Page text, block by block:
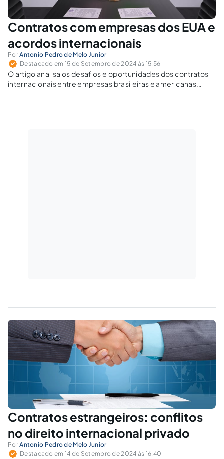
Contratos com empresas dos EUA e
acordos internacionais
PorAntonio Pedro de Melo Junior
Destacado em 15 de Setembro de 2024 às 15:56
O artigo analisa os desafios e oportunidades dos contratos
internacionais entre empresas brasileiras e americanas,
arbitragem internacional para o sucesso das operações.
Contratos estrangeiros: conflitos
no direito internacional privado
PorAntonio Pedro de Melo Junior
Destacado em 14 de Setembro de 2024 às 16:40